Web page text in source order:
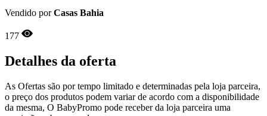
Vendido porCasas Bahia
177
Detalhes da oferta
As Ofertas são por tempo limitado e determinadas pela loja parceira,
o preço dos produtos podem variar de acordo com a disponibilidade
da mesma, O BabyPromo pode receber da loja parceira uma